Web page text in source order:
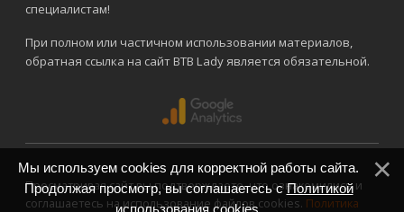
специалистам!
При полном или частичном использовании материалов,
обратная ссылка на сайт BTB Lady является обязательной.
Просматривая сайт вы подтверждаете, что ознакомились и
соглашаетесь на использование файлов cookies. Политика
Мы используем cookies для корректной работы сайта.
Продолжая просмотр, вы соглашаетесь сПолитикой
использования cookies.